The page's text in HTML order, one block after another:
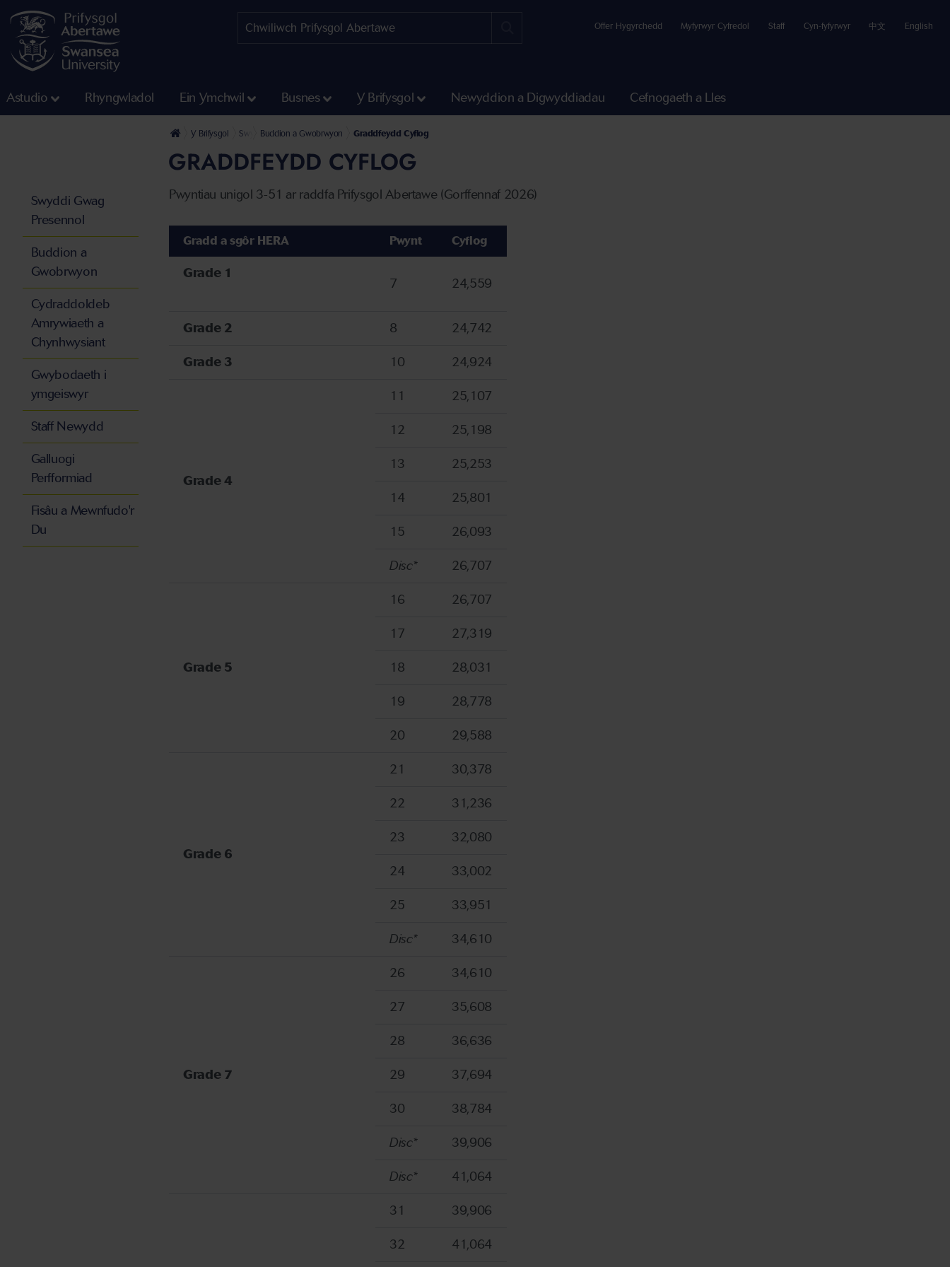
Offer Hygyrchedd Myfyrwyr Cyfredol Staff Cyn-fyfyrwyr 中文 English
Astudio Rhyngwladol Ein Ymchwil Busnes Y Brifysgol Newyddion a Digwyddiadau Cefnogaeth a Lles
Y Brifysgol Swyddi a Gweithio yn Abertawe
Buddion a Gwobrwyon Graddfeydd Cyflog
GRADDFEYDD CYFLOG
Pwyntiau unigol 3-51 ar raddfa Prifysgol Abertawe (Gorffennaf 2026)
Gradd a sgôr HERA Pwynt Cyflog
Grade 1
7 24,559
Grade 2 8 24,742
Grade 3 10 24,924
Grade 4
11 25,107
12 25,198
13 25,253
14 25,801
15 26,093
Disc* 26,707
Grade 5
16 26,707
17 27,319
18 28,031
19 28,778
20 29,588
Grade 6
21 30,378
22 31,236
23 32,080
24 33,002
25 33,951
Disc* 34,610
Grade 7
26 34,610
27 35,608
28 36,636
29 37,694
30 38,784
Disc* 39,906
Disc* 41,064
31 39,906
32 41,064
Swyddi Gwag
Presennol
Buddion a
Gwobrwyon
Cydraddoldeb
Amrywiaeth a
Chynhwysiant
Gwybodaeth i
ymgeiswyr
Staff Newydd
Galluogi
Perfformiad
Fisâu a Mewnfudo'r
Du